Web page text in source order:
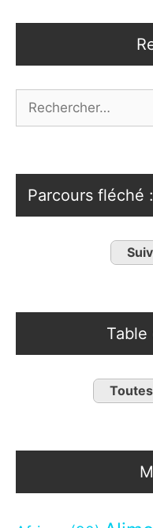
Parcours fléché
Table